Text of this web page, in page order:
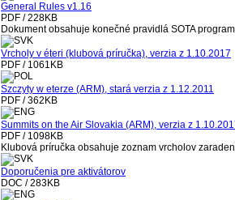
General Rules v1.16
PDF / 228KB
Dokument obsahuje konečné pravidlá SOTA
Vrcholy v éteri (klubová príručka), verzia z 1.10.2017
PDF / 1061KB
Szczyty w eterze (ARM), stará verzia z 1.12.2011
PDF / 362KB
Summits on the Air Slovakia (ARM), verzia z
PDF / 1098KB
Klubová príručka obsahuje zoznam vrcholov
Doporučenia pre aktivátorov
DOC / 283KB